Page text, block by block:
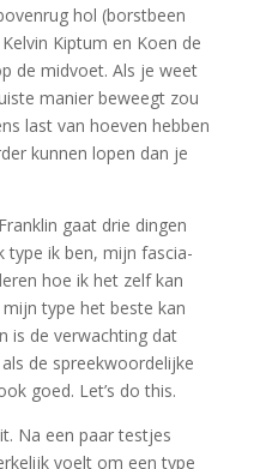
hol (borstbeen
Kiptum en Koen de
de midvoet. Als je weet
manier beweegt zou
last van hoeven hebben
kunnen lopen dan je
gaat drie dingen
type ik ben, mijn fascia-
hoe ik het zelf kan
type het beste kan
is de verwachting dat
de spreekwoordelijke
goed. Let’s do this.
Na een paar testjes
voelt om een type